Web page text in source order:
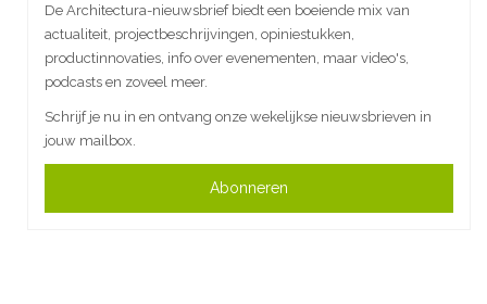
De Architectura-nieuwsbrief biedt een boeiende mix van
actualiteit, projectbeschrijvingen, opiniestukken,
productinnovaties, info over evenementen, maar video's,
podcasts en zoveel meer.
Schrijf je nu in en ontvang onze wekelijkse nieuwsbrieven in
jouw mailbox.
Abonneren